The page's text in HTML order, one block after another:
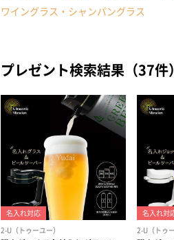
ワイングラス・シャンパングラス
プレゼント検索結果（37件）